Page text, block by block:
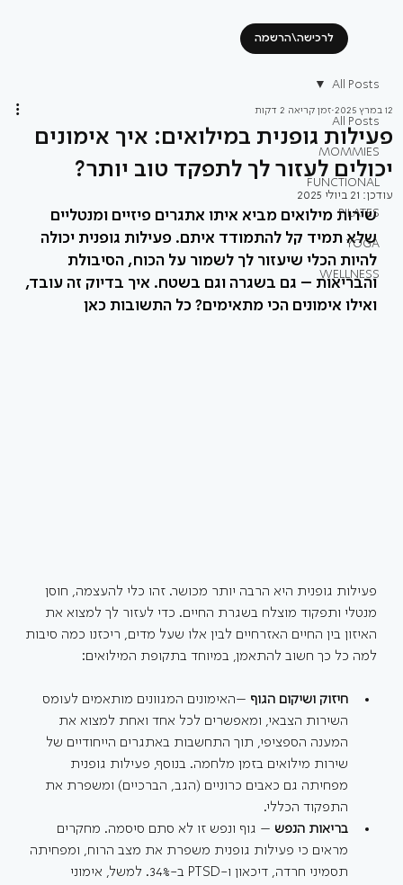
לרכישה\הרשמה
All Posts
MOMMIES
FUNCTIONAL
PILATES
YOGA
WELLNESS
All Posts
פעילות גופנית במילואים: איך אימונים
יכולים לעזור לך לתפקד טוב יותר?
12 במרץ 2025 זמן קריאה 2 דקות
עודכן: 21 ביולי 2025
שירות מילואים מביא איתו אתגרים פיזיים ומנטליים
שלא תמיד קל להתמודד איתם. פעילות גופנית יכולה
להיות הכלי שיעזור לך לשמור על הכוח, הסיבולת
והבריאות – גם בשגרה וגם בשטח. איך בדיוק זה עובד,
ואילו אימונים הכי מתאימים? כל התשובות כאן
פעילות גופנית היא הרבה יותר מכושר. זהו כלי להעצמה, חוסן
מנטלי ותפקוד מוצלח בשגרת החיים. כדי לעזור לך למצוא את
האיזון בין החיים האזרחיים לבין אלו שעל מדים, ריכזנו כמה סיבות
למה כל כך חשוב להתאמן, במיוחד בתקופת המילואים:
חיזוק ושיקום הגוף –האימונים המגוונים מותאמים לעומס
השירות הצבאי, ומאפשרים לכל אחד ואחת למצוא את
המענה הספציפי, תוך התחשבות באתגרים הייחודיים של
שירות מילואים בזמן מלחמה. בנוסף, פעילות גופנית
מפחיתה גם כאבים כרוניים (הגב, הברכיים) ומשפרת את
התפקוד הכללי.
בריאות הנפש – גוף ונפש זו לא סתם סיסמה. מחקרים
מראים כי פעילות גופנית משפרת את מצב הרוח, ומפחיתה
תסמיני חרדה, דיכאון ו-PTSD ב-34%. למשל, אימוני